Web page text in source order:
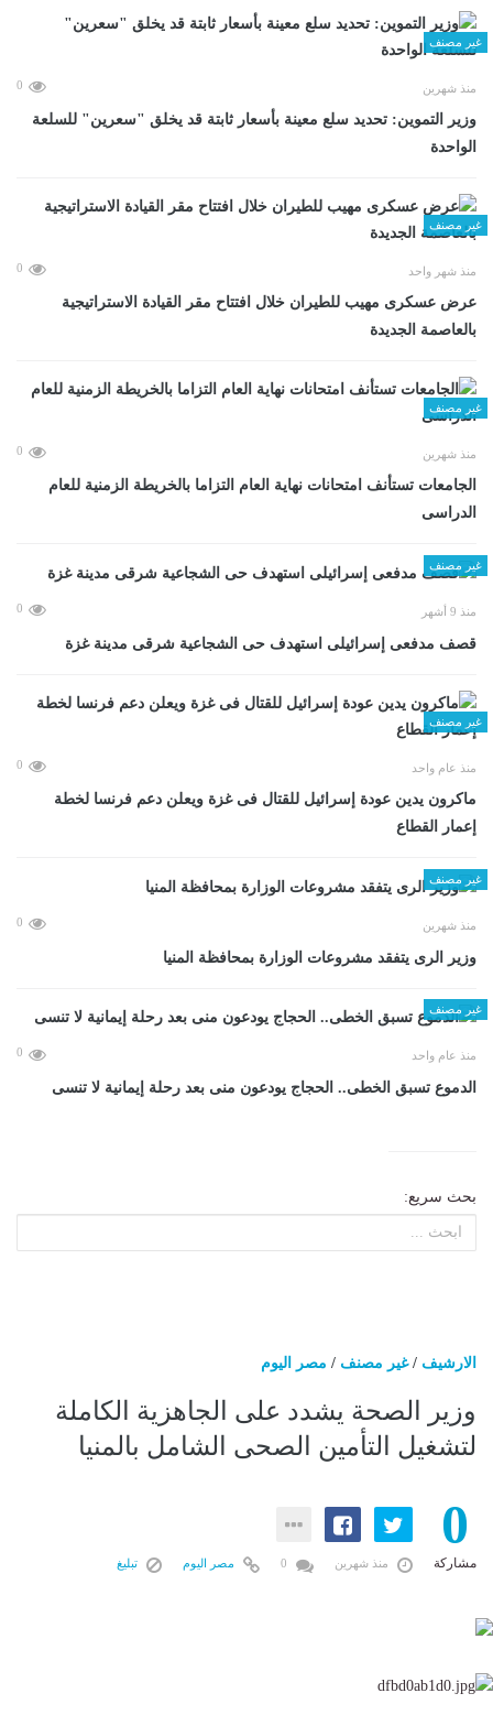
غير مصنف
منذ شهرين 0
وزير التموين: تحديد سلع معينة بأسعار ثابتة قد يخلق "سعرين" للسلعة
الواحدة
غير مصنف
منذ شهر واحد 0
عرض عسكرى مهيب للطيران خلال افتتاح مقر القيادة الاستراتيجية
بالعاصمة الجديدة
غير مصنف
منذ شهرين 0
الجامعات تستأنف امتحانات نهاية العام التزاما بالخريطة الزمنية للعام
الدراسى
غير مصنف
منذ 9 أشهر 0
قصف مدفعى إسرائيلى استهدف حى الشجاعية شرقى مدينة غزة
غير مصنف
منذ عام واحد 0
ماكرون يدين عودة إسرائيل للقتال فى غزة ويعلن دعم فرنسا لخطة
إعمار القطاع
غير مصنف
منذ شهرين 0
وزير الرى يتفقد مشروعات الوزارة بمحافظة المنيا
غير مصنف
منذ عام واحد 0
الدموع تسبق الخطى.. الحجاج يودعون منى بعد رحلة إيمانية لا تنسى
بحث سريع:
الارشيف /غير مصنف / مصر اليوم
وزير الصحة يشدد على الجاهزية الكاملة
لتشغيل التأمين الصحى الشامل بالمنيا
0
مشاركة منذ شهرين مصر اليوم تبليغ